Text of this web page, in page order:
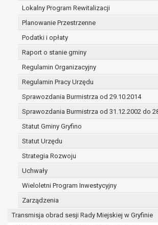
Lokalny Program Rewitalizacji
Planowanie Przestrzenne
Podatki i opłaty
Raport o stanie gminy
Regulamin Organizacyjny
Regulamin Pracy Urzędu
Sprawozdania Burmistrza od 29.10.2014
Sprawozdania Burmistrza od 31.12.2002 do
Statut Gminy Gryfino
Statut Urzędu
Strategia Rozwoju
Uchwały
Wieloletni Program Inwestycyjny
Zarządzenia
Transmisja obrad sesji Rady Miejskiej w Gryfinie
(merytorycznych), a także
zadań zleconych przez
nadrzędne wobec Gminy;
zawarcia i realizacji umów;
ochrony żywotnych interesów
dane dotyczą, lub innej osoby
wykonania zadania
interesie publicznym lub w
sprawowania władzy publicznej
powierzonej administratorowi;
w pozostałych przypadkach
przetwarzane są wyłącznie na
wcześniej udzielonej zgody w
określonym w treści zgody.
W związku z przetwarzaniem
wskazanym w pkt. 3, dane osobowe
udostępniane innym upoważnionym
kategoriom odbiorców danych
Odbiorcami mogą być:
podmioty, które przetwarzają